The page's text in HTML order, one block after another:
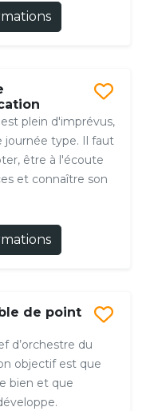
plein d'imprévus,
journée type. Il faut
être à l'écoute
et connaître son
de point
d’orchestre du
objectif est que
bien et que